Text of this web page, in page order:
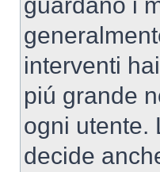
interventi
piú grande
ogni utente.
decide